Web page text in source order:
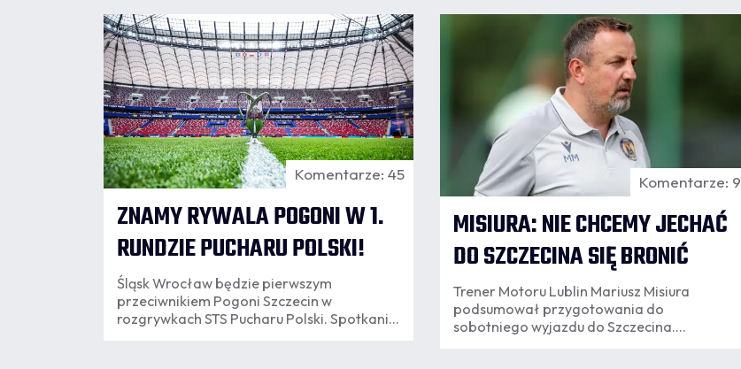
zespoły granatowo-bordowej Akademii.
06.08
18:10
Komentarze: 45
ZNAMY RYWALA POGONI W 1.
RUNDZIE PUCHARU POLSKI!
Śląsk Wrocław będzie pierwszym
przeciwnikiem Pogoni Szczecin w
rozgrywkach STS Pucharu Polski. Spotkanie
06.08
Komentarze: 9
MISIURA: NIE CHCEMY JECHAĆ
DO SZCZECINA SIĘ BRONIĆ
Trener Motoru Lublin Mariusz Misiura
podsumował przygotowania do
sobotniego wyjazdu do Szczecina.